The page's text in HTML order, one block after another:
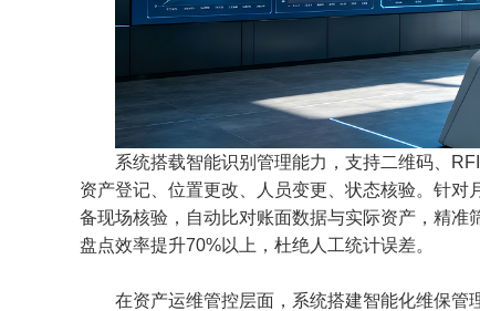
系统搭载智能识别管理能力，支持二维码、
资产登记、位置更改、人员变更、状态核验。针
备现场核验，自动比对账面数据与实际资产，精
盘点效率提升70%以上，杜绝人工统计误差。
在资产运维管控层面，系统搭建智能化维保管